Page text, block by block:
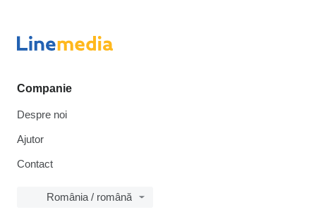
Companie
Despre noi
Ajutor
Contact
România / română